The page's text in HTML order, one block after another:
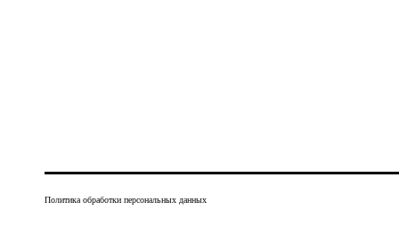
Политика обработки персональных данных